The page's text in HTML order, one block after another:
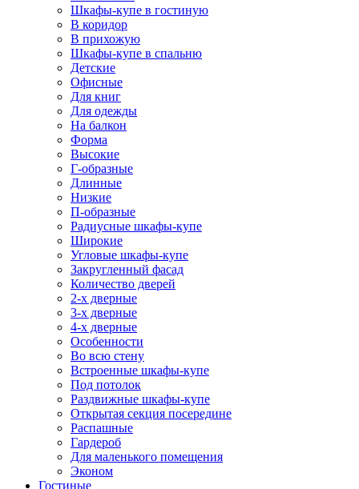
Шкафы-купе в гостиную
В коридор
В прихожую
Шкафы-купе в спальню
Детские
Офисные
Для книг
Для одежды
На балкон
Форма
Высокие
Г-образные
Длинные
Низкие
П-образные
Радиусные шкафы-купе
Широкие
Угловые шкафы-купе
Закругленный фасад
Количество дверей
2-х дверные
3-х дверные
4-х дверные
Особенности
Во всю стену
Встроенные шкафы-купе
Под потолок
Раздвижные шкафы-купе
Открытая секция посередине
Распашные
Гардероб
Для маленького помещения
Эконом
Гостиные